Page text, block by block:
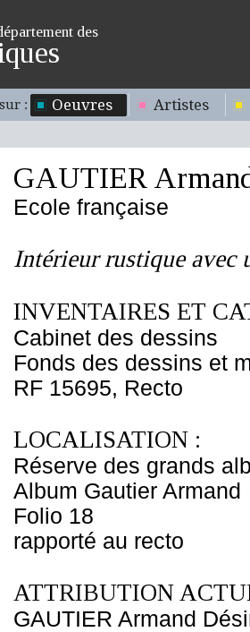
des
: Oeuvres Artistes
GAUTIER
Ecole française
Intérieur rustique avec
INVENTAIRES ET
Cabinet des dessins
Fonds des dessins et
RF 15695, Recto
LOCALISATION :
Réserve des grands
Album Gautier Armand
Folio 18
rapporté au recto
ATTRIBUTION
GAUTIER Armand